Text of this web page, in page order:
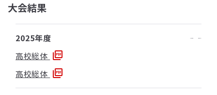
大会結果
2025年度
高校総体
高校総体